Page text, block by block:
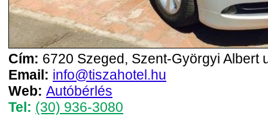
Cím: 6720 Szeged, Szent-Györgyi Albert
Email: info@tiszahotel.hu
Web: Autóbérlés
Tel: (30) 936-3080